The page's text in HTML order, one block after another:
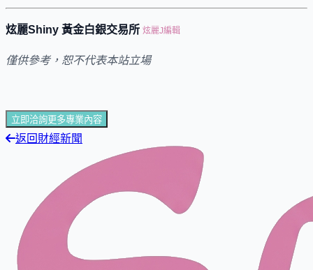
炫麗Shiny 黃金白銀交易所 炫麗J編輯
僅供參考，恕不代表本站立場
立即洽詢更多專業內容
返回財經新聞